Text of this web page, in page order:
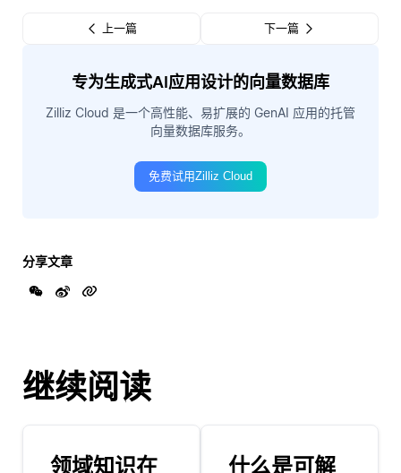
上一篇 下一篇
专为生成式AI应用设计的向量数据库
Zilliz Cloud 是一个高性能、易扩展的 GenAI 应用的托管
向量数据库服务。
免费试用Zilliz Cloud
分享文章
继续阅读
领域知识在
什么是可解